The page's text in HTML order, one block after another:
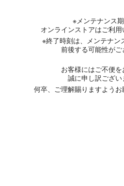
※メンテナンス
オンラインストアはご利用
※終了時刻は、メンテナン
前後する可能性がご
お客様にはご不便を
誠に申し訳ござい
何卒、ご理解賜りますようお